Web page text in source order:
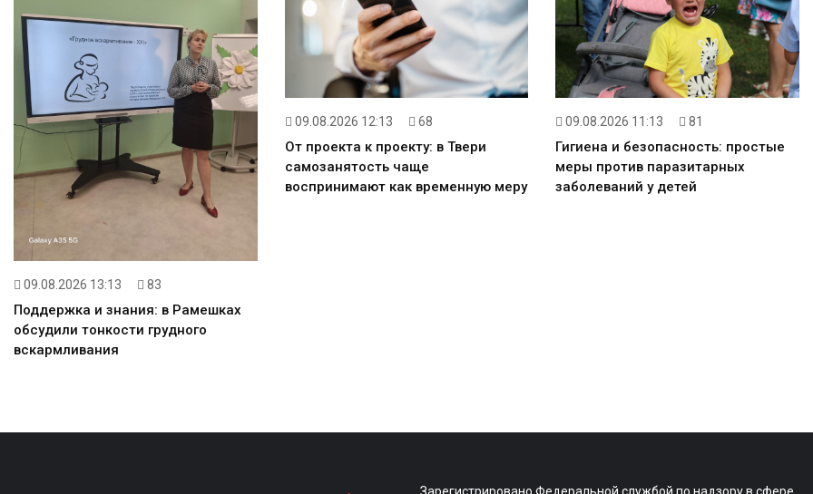
09.08.2026 13:13 83
Поддержка и знания: в Рамешках
обсудили тонкости грудного
вскармливания
09.08.2026 12:13 68
От проекта к проекту: в Твери
самозанятость чаще
воспринимают как временную меру
09.08.2026 11:13 81
Гигиена и безопасность: простые
меры против паразитарных
заболеваний у детей
Зарегистрировано Федеральной службой по надзору в сфере